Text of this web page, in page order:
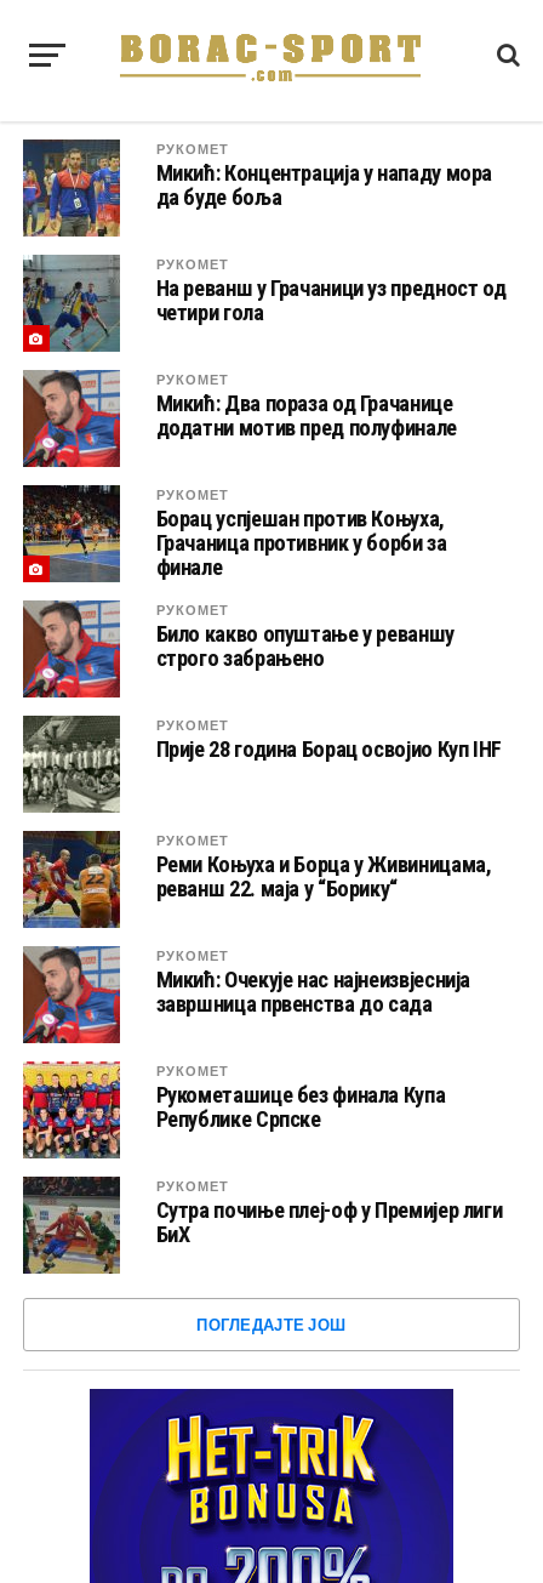
РУКОМЕТ
Микић: Концентрација у нападу мора
да буде боља
РУКОМЕТ
На реванш у Грачаници уз предност од
четири гола
РУКОМЕТ
Микић: Два пораза од Грачанице
додатни мотив пред полуфинале
РУКОМЕТ
Борац успјешан против Коњуха,
Грачаница противник у борби за
финале
РУКОМЕТ
Било какво опуштање у реваншу
строго забрањено
РУКОМЕТ
Прије 28 година Борац освојио Куп IHF
РУКОМЕТ
Реми Коњуха и Борца у Живиницама,
реванш 22. маја у “Борику“
РУКОМЕТ
Микић: Очекује нас најнеизвјеснија
завршница првенства до сада
РУКОМЕТ
Рукометашице без финала Купа
Републике Српске
РУКОМЕТ
Сутра почиње плеј-оф у Премијер лиги
БиХ
ПОГЛЕДАЈТЕ ЈОШ